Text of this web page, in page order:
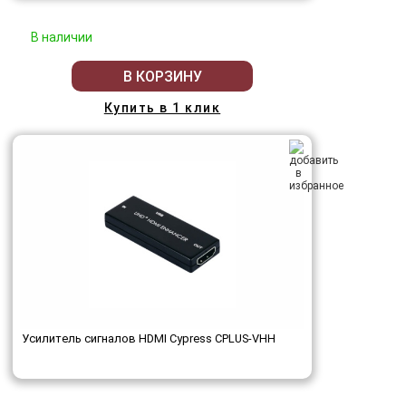
В наличии
В КОРЗИНУ
Купить в 1 клик
Усилитель сигналов HDMI Cypress CPLUS-VHH